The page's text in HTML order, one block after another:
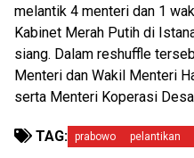
melantik 4 menteri dan 1
Kabinet Merah Putih di
siang. Dalam reshuffle
Menteri dan Wakil Menteri
serta Menteri Koperasi
TAG: prabowo pelantikan